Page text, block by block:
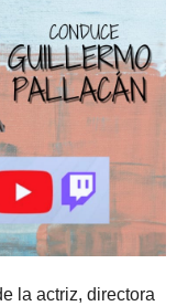
la actriz, directora